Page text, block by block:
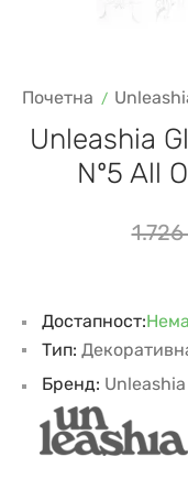
Почетна
Unleashia
Nº5 All
1.726
Достапност:
Тип:
Бренд: Unleashia